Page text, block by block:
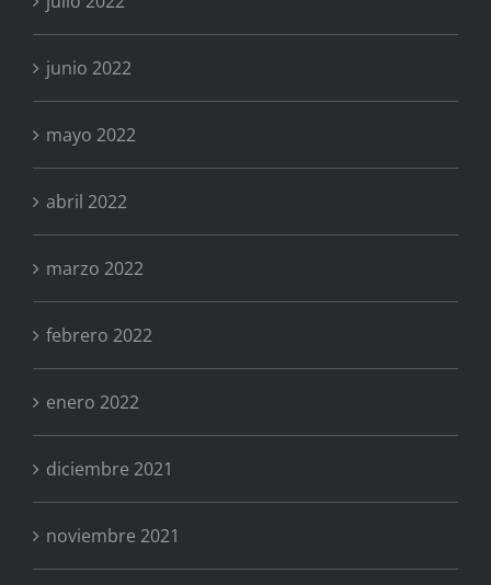
junio 2022
mayo 2022
abril 2022
marzo 2022
febrero 2022
enero 2022
diciembre 2021
noviembre 2021